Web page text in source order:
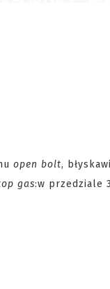
open bolt,
gas:w przedziale